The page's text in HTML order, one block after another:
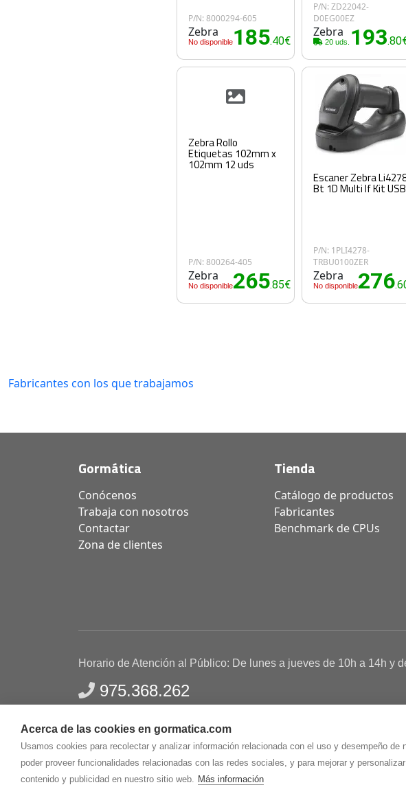
Acerca de las cookies en gormatica.com
Usamos cookies para recolectar y analizar información relacionada con el uso y desempeño de
poder proveer funcionalidades relacionadas con las redes sociales, y para mejorar y
contenido y publicidad en nuestro sitio web. Más información
P/N: 8000294-605
Zebra
No disponible185.40€
P/N: ZD22042-
D0EG00EZ
Zebra
20 uds. 193
Zebra Rollo
Etiquetas 102mm x
102mm 12 uds
P/N: 800264-405
Zebra
No disponible265.85€
Escaner Zebra
Bt 1D Multi If Kit USB
P/N: 1PLI4278-
TRBU0100ZER
Zebra
No disponible276
Fabricantes con los que trabajamos
Gormática
Conócenos
Trabaja con nosotros
Contactar
Zona de clientes
Tienda
Catálogo de productos
Fabricantes
Benchmark de CPUs
Horario de Atención al Público: De lunes a jueves de 10h a 14h y
975.368.262
Gormaz Informática S.L.C/ Soria, 2 - El Burgo de Osma (Soria)